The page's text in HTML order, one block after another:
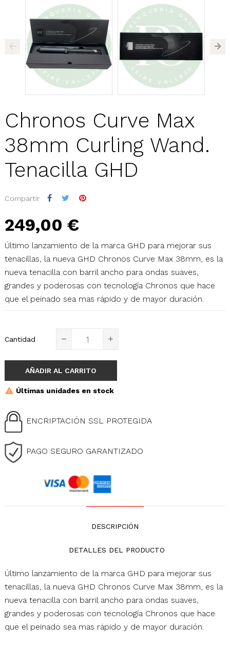
Chronos Curve Max
38mm Curling Wand.
Tenacilla GHD
Compartir
249,00 €
Último lanzamiento de la marca GHD para mejorar sus
tenacillas, la nueva GHD Chronos Curve Max 38mm, es la
nueva tenacilla con barril ancho para ondas suaves,
grandes y poderosas con tecnología Chronos que hace
que el peinado sea mas rápido y de mayor duración.
Cantidad
AÑADIR AL CARRITO
Últimas unidades en stock
ENCRIPTACIÓN SSL PROTEGIDA
PAGO SEGURO GARANTIZADO
DESCRIPCIÓN
DETALLES DEL PRODUCTO
Último lanzamiento de la marca GHD para mejorar sus
tenacillas, la nueva GHD Chronos Curve Max 38mm, es la
nueva tenacilla con barril ancho para ondas suaves,
grandes y poderosas con tecnología Chronos que hace
que el peinado sea mas rápido y de mayor duración.